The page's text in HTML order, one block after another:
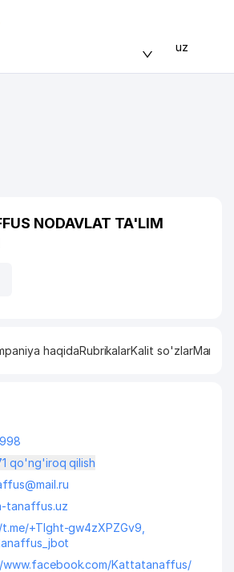
uz
NODAVLAT TA'LIM
haqidaRubrikalarKalit so'zlarManzil
71 qo'ng'iroq qilish
tanaffus.uz
+TIght-gw4zXPZGv9
Kattatanaffus/